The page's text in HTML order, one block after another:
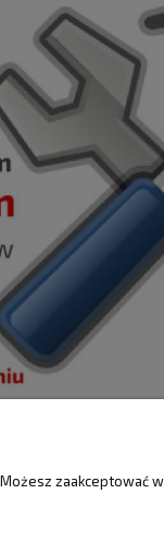
I ZWROTY
zaakceptować